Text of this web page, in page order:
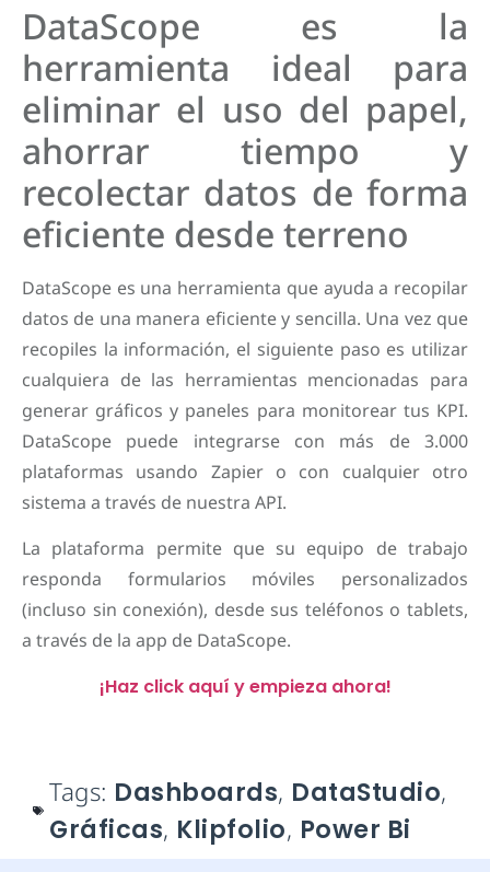
DataScope es la
herramienta ideal para
eliminar el uso del papel,
ahorrar tiempo y
recolectar datos de forma
eficiente desde terreno
DataScope es una herramienta que ayuda a recopilar
datos de una manera eficiente y sencilla. Una vez que
recopiles la información, el siguiente paso es utilizar
cualquiera de las herramientas mencionadas para
generar gráficos y paneles para monitorear tus KPI.
DataScope puede integrarse con más de 3.000
plataformas usando Zapier o con cualquier otro
sistema a través de nuestra API.
La plataforma permite que su equipo de trabajo
responda formularios móviles personalizados
(incluso sin conexión), desde sus teléfonos o tablets,
a través de la app de DataScope.
¡Haz click aquí y empieza ahora!
Tags: Dashboards, DataStudio,
Gráficas, Klipfolio, Power Bi